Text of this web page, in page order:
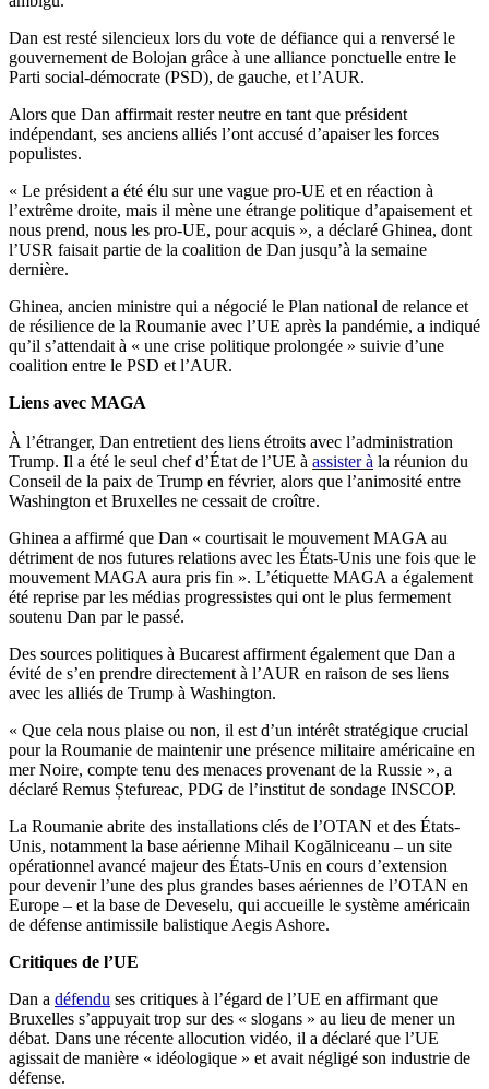
Dan est resté silencieux lors du vote de défiance qui a renversé le
gouvernement de Bolojan grâce à une alliance ponctuelle entre le
Parti social-démocrate (PSD), de gauche, et l’AUR.
Alors que Dan affirmait rester neutre en tant que président
indépendant, ses anciens alliés l’ont accusé d’apaiser les forces
populistes.
« Le président a été élu sur une vague pro-UE et en réaction à
l’extrême droite, mais il mène une étrange politique d’apaisement et
nous prend, nous les pro-UE, pour acquis », a déclaré Ghinea, dont
l’USR faisait partie de la coalition de Dan jusqu’à la semaine
dernière.
Ghinea, ancien ministre qui a négocié le Plan national de relance et
de résilience de la Roumanie avec l’UE après la pandémie, a indiqué
qu’il s’attendait à « une crise politique prolongée » suivie d’une
coalition entre le PSD et l’AUR.
Liens avec MAGA
À l’étranger, Dan entretient des liens étroits avec l’administration
Trump. Il a été le seul chefd’État de l’UE à assister à la réunion du
Conseil de la paix de Trump en février, alors que l’animosité entre
Washington et Bruxelles ne cessait de croître.
Ghinea a affirmé que Dan « courtisait le mouvement MAGA au
détriment de nos futures relations avec les États-Unis une fois que le
mouvement MAGA aura pris fin ». L’étiquette MAGA a également
été reprise par les médias progressistes qui ont le plus fermement
soutenu Dan par le passé.
Des sources politiques à Bucarest affirment également que Dan a
évité de s’en prendre directement à l’AUR en raison de ses liens
avec les alliés de Trump à Washington.
« Que cela nous plaise ou non, il est d’un intérêt stratégique crucial
pour la Roumanie de maintenir une présence militaire américaine en
mer Noire, compte tenu des menaces provenant de la Russie », a
déclaré Remus Ștefureac, PDG de l’institut de sondage INSCOP.
La Roumanie abrite des installations clés de l’OTAN et des États-
Unis, notamment la base aérienne Mihail Kogălniceanu – un site
opérationnel avancé majeur des États-Unis en cours d’extension
pour devenir l’une des plus grandes bases aériennes de l’OTAN en
Europe – et la base de Deveselu, qui accueille le système américain
de défense antimissile balistique Aegis Ashore.
Critiques de l’UE
Dan a défendu ses critiques à l’égard de l’UE en affirmant que
Bruxelles s’appuyait trop sur des « slogans » au lieu de mener un
débat. Dans une récente allocution vidéo, il a déclaré que l’UE
agissait de manière « idéologique » et avait négligé son industrie de
défense.